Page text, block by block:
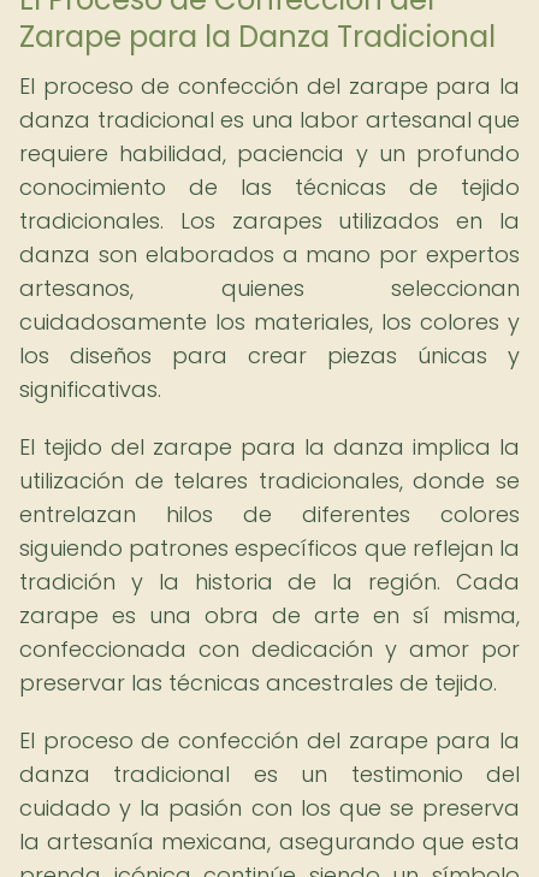
Zarape para la Danza Tradicional
El proceso de confección del zarape para la
danza tradicional es una labor artesanal que
requiere habilidad, paciencia y un profundo
conocimiento de las técnicas de tejido
tradicionales. Los zarapes utilizados en la
danza son elaborados a mano por expertos
artesanos, quienes seleccionan
cuidadosamente los materiales, los colores y
los diseños para crear piezas únicas y
significativas.
El tejido del zarape para la danza implica la
utilización de telares tradicionales, donde se
entrelazan hilos de diferentes colores
siguiendo patrones específicos que reflejan la
tradición y la historia de la región. Cada
zarape es una obra de arte en sí misma,
confeccionada con dedicación y amor por
preservar las técnicas ancestrales de tejido.
El proceso de confección del zarape para la
danza tradicional es un testimonio del
cuidado y la pasión con los que se preserva
la artesanía mexicana, asegurando que esta